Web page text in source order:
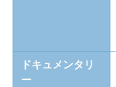
ドキュメンタリ
ー